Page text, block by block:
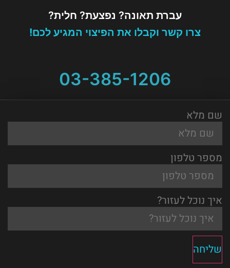
עברת תאונה? נפצעת? חלית?
צרו קשר וקבלו את הפיצוי המגיע לכם!
03-385-1206
שם מלא
מספר טלפון
איך נוכל לעזור?
שליחה